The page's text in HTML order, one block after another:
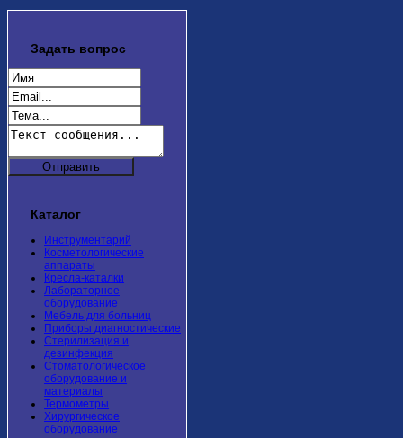
Задать вопрос
Каталог
Инструментарий
Косметологические
аппараты
Кресла-каталки
Лабораторное
оборудование
Мебель для больниц
Приборы диагностические
Стерилизация и
дезинфекция
Стоматологическое
оборудование и
материалы
Термометры
Хирургическое
оборудование